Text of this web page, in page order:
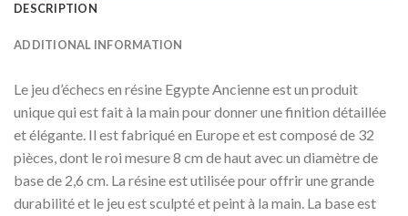
DESCRIPTION
ADDITIONAL INFORMATION
Le jeu d’échecs en résine Egypte Ancienne est un produit
unique qui est fait à la main pour donner une finition détaillée
et élégante. Il est fabriqué en Europe et est composé de 32
pièces, dont le roi mesure 8 cm de haut avec un diamètre de
base de 2,6 cm. La résine est utilisée pour offrir une grande
durabilité et le jeu est sculpté et peint à la main. La base est